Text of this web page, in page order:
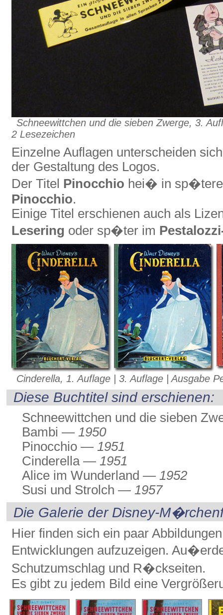
Schneewittchen und die sieben Zwerge, 3.
2 Lesezeichen
Einzelne Auflagen unterscheiden
der Gestaltung des Logos.
Der Titel Pinocchio hei� in
Pinocchio.
Einige Titel erschienen auch als
Lesering oder sp�ter im
Cinderella, 1. Auflage | 3. Auflage | Ausgabe
Diese Buchtitel sind erschienen:
Schneewittchen und die sieben
Bambi — 1950
Pinocchio — 1951
Cinderella — 1951
Alice im Wunderland — 1952
Susi und Strolch — 1957
Die Galerie der Disney-
Hier finden sich ein paar
Entwicklungen aufzuzeigen.
Schutzumschlag und R�ckseiten.
Es gibt zu jedem Bild eine